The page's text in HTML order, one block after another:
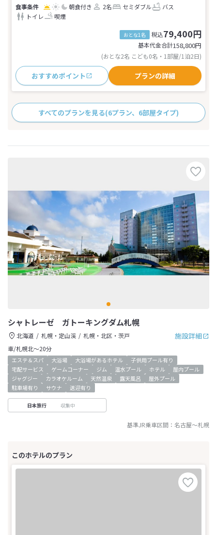
朝食付き 2名 セミダブル
バス
トイレ
喫煙
おとな1名 税込79,400円
基本代金合計158,800円
(おとな2名 こども0名・1部屋/1泊2日)
おすすめポイント プランの詳細
すべてのプランを見る(6プラン、6部屋タイプ)
シャトレーゼ ガトーキングダム札幌
施設詳細
北海道 札幌・定山渓
札幌・北区・茨戸
車/札幌北～20分
エステ＆スパ 大浴場 大浴場があるホテル
子供用プール有り
宅配サービス
ゲームコーナー ジム 温水プール ホテル
屋内プール
ジャグジー
カラオケルーム 天然温泉 露天風呂
屋外プール
駐車場有り
サウナ 送迎有り
日本旅行 収集中
基準JR乗車区間： 名古屋～札幌